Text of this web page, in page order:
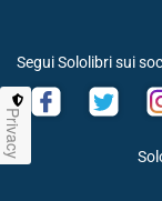
Segui Sololibri sui
Privacy